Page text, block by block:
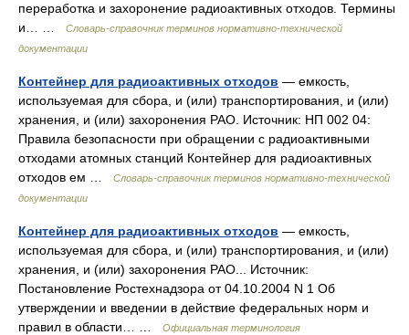
переработка и захоронение радиоактивных отходов. Термины
и… …
Словарь-справочник терминов нормативно-технической
документации
Контейнер для радиоактивных отходов — емкость,
используемая для сбора, и (или) транспортирования, и (или)
хранения, и (или) захоронения РАО. Источник: НП 002 04:
Правила безопасности при обращении с радиоактивными
отходами атомных станций Контейнер для радиоактивных
отходов ем …
Словарь-справочник терминов нормативно-технической
документации
Контейнер для радиоактивных отходов — емкость,
используемая для сбора, и (или) транспортирования, и (или)
хранения, и (или) захоронения РАО... Источник:
Постановление Ростехнадзора от 04.10.2004 N 1 Об
утверждении и введении в действие федеральных норм и
правил в области… …
Официальная терминология